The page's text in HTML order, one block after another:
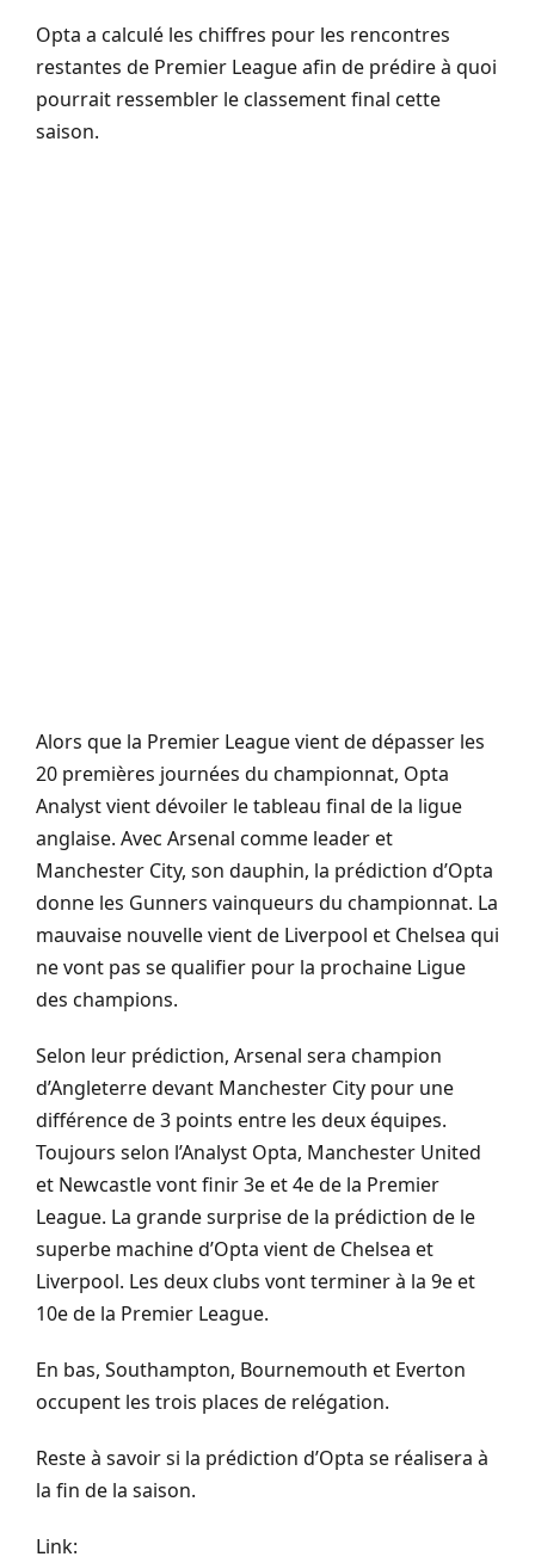
Opta a calculé les chiffres pour les rencontres
restantes de Premier Leagueafin de prédire à quoi
pourrait ressembler le classement final cette
saison.
Alors que la Premier Leaguevient de dépasser les
20 premières journées du championnat, Opta
Analystvient dévoiler le tableau final de la ligue
anglaise. Avec Arsenal comme leader et
Manchester City, son dauphin, la prédiction d’Opta
donne les Gunners vainqueurs du championnat. La
mauvaise nouvelle vient de Liverpool et Chelsea qui
ne vont pas se qualifier pour la prochaine Ligue
des champions.
Selon leur prédiction, Arsenal sera champion
d’Angleterre devant Manchester City pour une
différence de3 points entre les deux équipes.
Toujours selon l’Analyst Opta, Manchester United
et Newcastlevont finir 3e et 4e de la Premier
League. La grande surprise de la prédiction de le
superbe machine d’Opta vient de Chelsea et
Liverpool. Les deux clubs vont terminer à la 9e et
10e de la Premier League.
En bas, Southampton, Bournemouth et Everton
occupent les trois places de relégation.
Reste à savoir si la prédiction d’Opta se réalisera à
la fin de la saison.
Link: